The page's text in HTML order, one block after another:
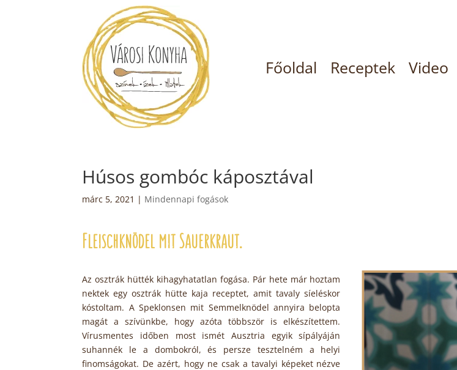
Főoldal Receptek Video
Húsos gombóc káposztával
márc 5, 2021 | Mindennapi fogások
Fleischknödel mit Sauerkraut.
Az osztrák hütték kihagyhatatlan fogása. Pár hete már hoztam
nektek egy osztrák hütte kaja receptet, amit tavaly síeléskor
kóstoltam. A Speklonsen mit Semmelknödel annyira belopta
magát a szívünkbe, hogy azóta többször is elkészítettem.
Vírusmentes időben most ismét Ausztria egyik sípályáján
suhannék le a dombokról, és persze tesztelném a helyi
finomságokat. De azért, hogy ne csak a tavalyi képeket nézve